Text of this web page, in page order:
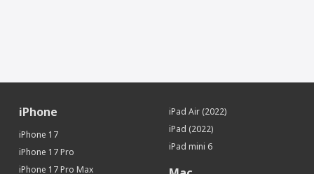
iPhone
iPhone 17
iPhone 17 Pro
iPhone 17 Pro Max
iPad Air (2022)
iPad (2022)
iPad mini 6